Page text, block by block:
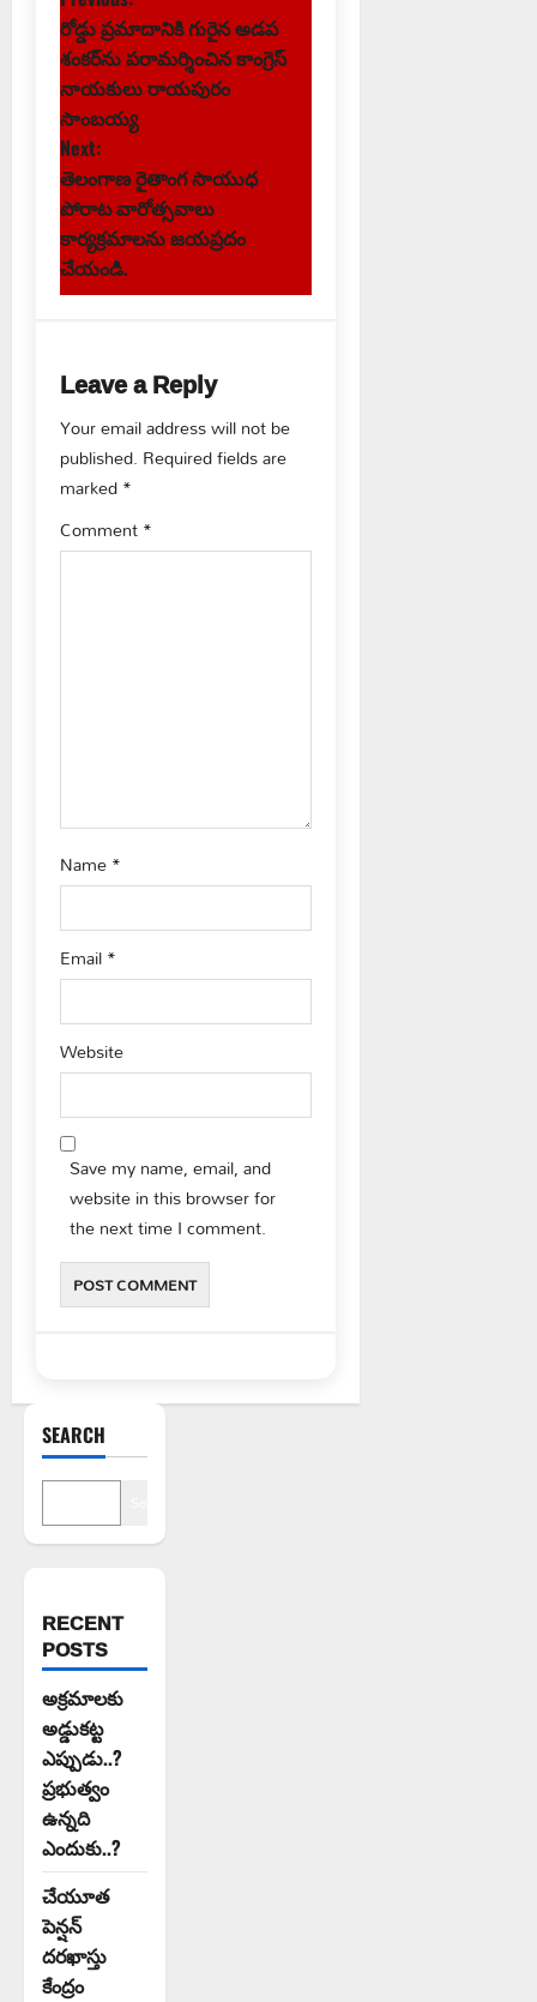
o
s
t
n
a
v
i
g
a
t
i
రోడ్డు ప్రమాదానికి గురైన అడప
శంకర్‌ను పరామర్శించిన కాంగ్రెస్
నాయకులు రాయపురం
సాంబయ్య
Next:
తెలంగాణ రైతాంగ సాయుధ
పోరాట వారోత్సవాలు
కార్యక్రమాలను జయప్రదం
చేయండి.
Leave a Reply
Your email address will not be
published. Required fields are
marked*
Comment*
Name*
Email*
Website
Save my name, email, and
website in this browser for
the next time I comment.
SEARCH
RECENT
POSTS
అక్రమాలకు
అడ్డుకట్ట
ఎప్పుడు..?
ప్రభుత్వం
ఉన్నది
ఎందుకు..?
చేయూత
పెన్షన్
దరఖాస్తు
కేంద్రం